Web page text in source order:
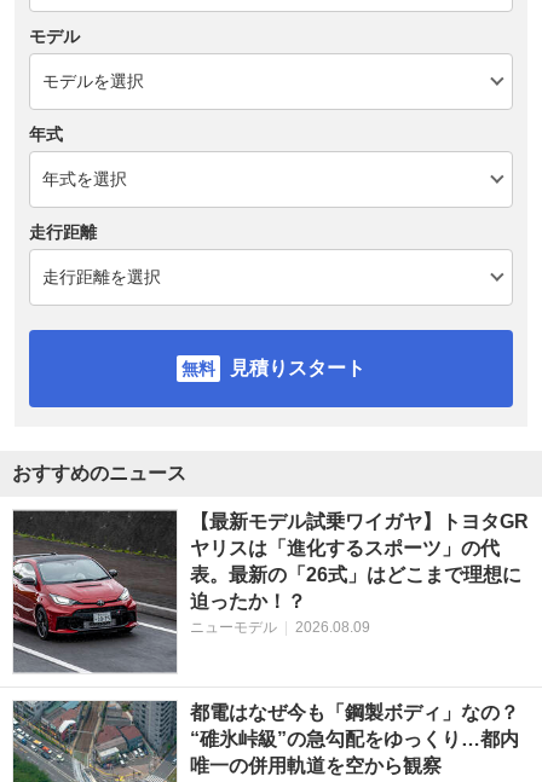
モデル
年式
走行距離
見積りスタート
おすすめのニュース
【最新モデル試乗ワイガヤ】トヨタGR
ヤリスは「進化するスポーツ」の代
表。最新の「26式」はどこまで理想に
迫ったか！？
ニューモデル 2026.08.09
都電はなぜ今も「鋼製ボディ」なの？
“碓氷峠級”の急勾配をゆっくり…都内
唯一の併用軌道を空から観察